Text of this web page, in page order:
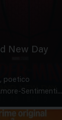
New Day
poetico
Sentimenti...